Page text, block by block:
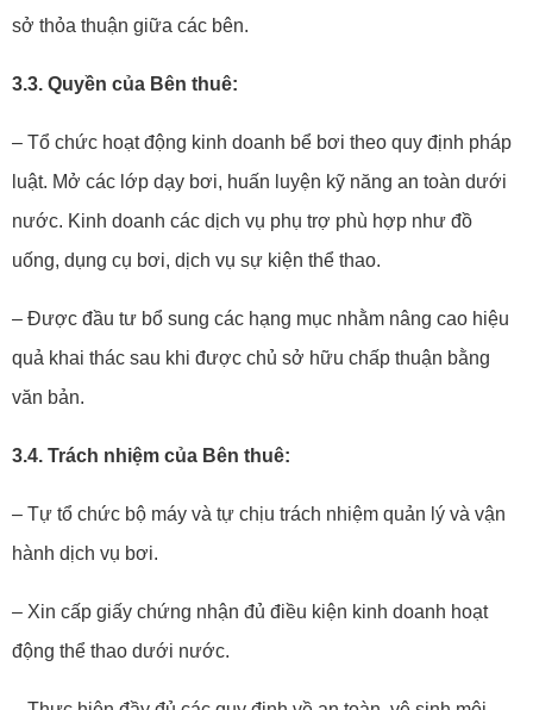
sở thỏa thuận giữa các bên.
3.3. Quyền của Bên thuê:
– Tổ chức hoạt động kinh doanh bể bơi theo quy định pháp
luật. Mở các lớp dạy bơi, huấn luyện kỹ năng an toàn dưới
nước. Kinh doanh các dịch vụ phụ trợ phù hợp như đồ
uống, dụng cụ bơi, dịch vụ sự kiện thể thao.
– Được đầu tư bổ sung các hạng mục nhằm nâng cao hiệu
quả khai thác sau khi được chủ sở hữu chấp thuận bằng
văn bản.
3.4. Trách nhiệm của Bên thuê:
– Tự tổ chức bộ máy và tự chịu trách nhiệm quản lý và vận
hành dịch vụ bơi.
– Xin cấp giấy chứng nhận đủ điều kiện kinh doanh hoạt
động thể thao dưới nước.